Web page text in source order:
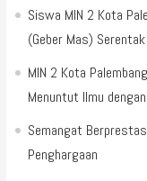
Siswa MIN 2 Kota
(Geber Mas)
MIN 2 Kota
Menuntut Ilmu
Semangat
Penghargaan